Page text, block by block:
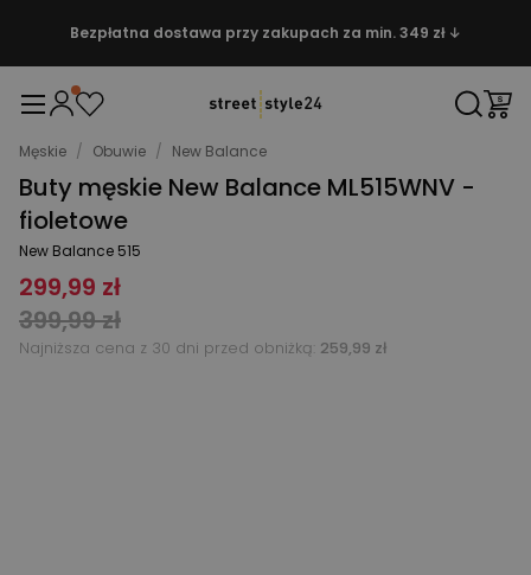
Bezpłatna dostawa przy zakupach za min. 349 zł ↓
Męskie / Obuwie / New Balance
Buty męskie New Balance ML515WNV -
fioletowe
New Balance 515
299,99 zł
399,99 zł
Najniższa cena z 30 dni przed obniżką: 259,99 zł